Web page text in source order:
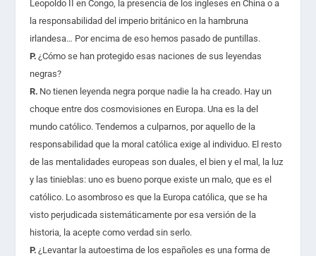
Leopoldo II en Congo, la presencia de los ingleses en China o a
la responsabilidad del imperio británico en la hambruna
irlandesa… Por encima de eso hemos pasado de puntillas.
P. ¿Cómo se han protegido esas naciones de sus leyendas
negras?
R. No tienen leyenda negra porque nadie la ha creado. Hay un
choque entre dos cosmovisiones en Europa. Una es la del
mundo católico. Tendemos a culparnos, por aquello de la
responsabilidad que la moral católica exige al individuo. El resto
de las mentalidades europeas son duales, el bien y el mal, la luz
y las tinieblas: uno es bueno porque existe un malo, que es el
católico. Lo asombroso es que la Europa católica, que se ha
visto perjudicada sistemáticamente por esa versión de la
historia, la acepte como verdad sin serlo.
P.¿Levantar la autoestima de los españoles es una forma de